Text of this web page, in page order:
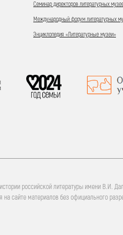
Семинар директоров литературных
Международный форум литературных
Энциклопедия «Литературные музеи»
российской литературы имени В.И.
сайте материалов без официального